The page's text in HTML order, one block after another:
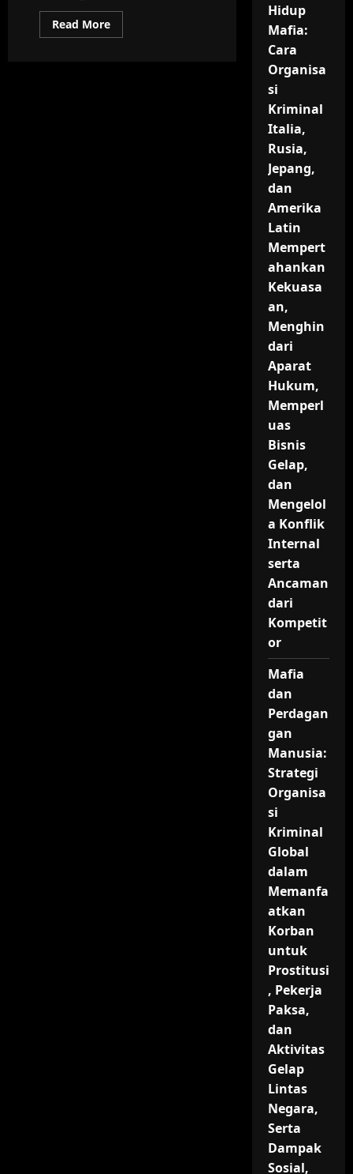
Read MoreRead
more
Hidup
Mafia:
Cara
Organisa
si
Kriminal
Italia,
Rusia,
Jepang,
dan
Amerika
Latin
Mempert
ahankan
Kekuasa
an,
Menghin
dari
Aparat
Hukum,
Memperl
uas
Bisnis
Gelap,
dan
Mengelol
a Konflik
Internal
serta
Ancaman
dari
Kompetit
or
Mafia
dan
Perdagan
gan
Manusia:
Strategi
Organisa
si
Kriminal
Global
dalam
Memanfa
atkan
Korban
untuk
Prostitusi
, Pekerja
Paksa,
dan
Aktivitas
Gelap
Lintas
Negara,
Serta
Dampak
Sosial,